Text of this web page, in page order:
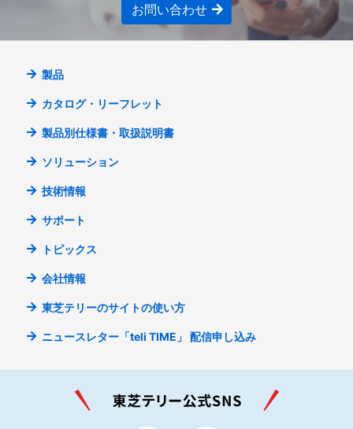
お問い合わせ
製品
カタログ・リーフレット
製品別仕様書・取扱説明書
ソリューション
技術情報
サポート
トピックス
会社情報
東芝テリーのサイトの使い方
ニュースレター「teli TIME」 配信申し込み